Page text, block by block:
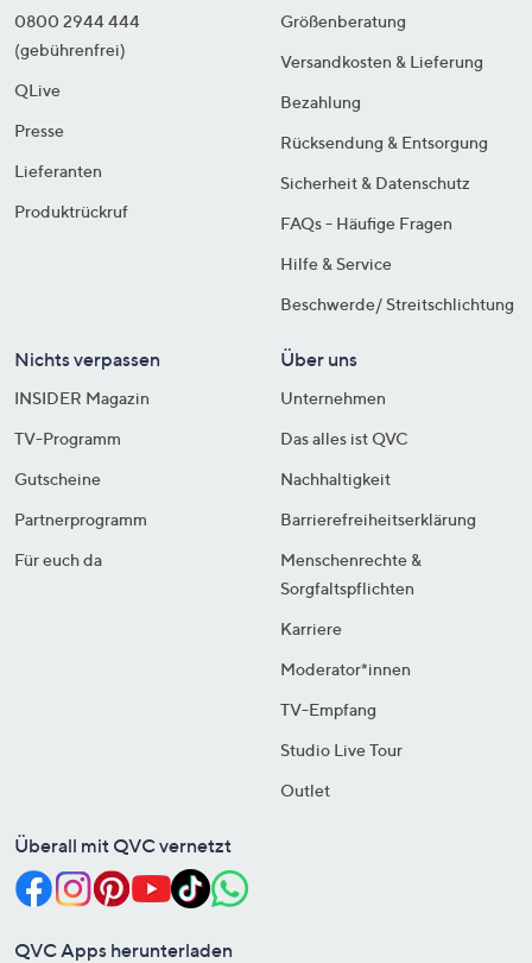
0800 2944 444
(gebührenfrei)
QLive
Presse
Lieferanten
Produktrückruf
Größenberatung
Versandkosten & Lieferung
Bezahlung
Rücksendung & Entsorgung
Sicherheit & Datenschutz
FAQs - Häufige Fragen
Hilfe & Service
Beschwerde/ Streitschlichtung
Nichts verpassen
INSIDER Magazin
TV-Programm
Gutscheine
Partnerprogramm
Für euch da
Über uns
Unternehmen
Das alles ist QVC
Nachhaltigkeit
Barrierefreiheitserklärung
Menschenrechte &
Sorgfaltspflichten
Karriere
Moderator*innen
TV-Empfang
Studio Live Tour
Outlet
Überall mit QVC vernetzt
QVC Apps herunterladen